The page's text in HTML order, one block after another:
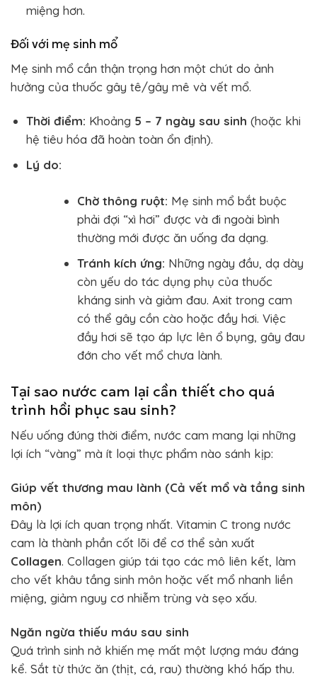
miệng hơn.
Đối với mẹ sinh mổ
Mẹ sinh mổ cần thận trọng hơn một chút do ảnh
hưởng của thuốc gây tê/gây mê và vết mổ.
Thời điểm: Khoảng 5 – 7 ngày sau sinh (hoặc khi
hệ tiêu hóa đã hoàn toàn ổn định).
Lý do:
Chờ thông ruột: Mẹ sinh mổ bắt buộc
phải đợi “xì hơi” được và đi ngoài bình
thường mới được ăn uống đa dạng.
Tránh kích ứng: Những ngày đầu, dạ dày
còn yếu do tác dụng phụ của thuốc
kháng sinh và giảm đau. Axit trong cam
có thể gây cồn cào hoặc đầy hơi. Việc
đầy hơi sẽ tạo áp lực lên ổ bụng, gây đau
đớn cho vết mổ chưa lành.
Tại sao nước cam lại cần thiết cho quá
trình hồi phục sau sinh?
Nếu uống đúng thời điểm, nước cam mang lại những
lợi ích “vàng” mà ít loại thực phẩm nào sánh kịp:
Giúp vết thương mau lành (Cả vết mổ và tầng sinh
môn)
Đây là lợi ích quan trọng nhất. Vitamin C trong nước
cam là thành phần cốt lõi để cơ thể sản xuất
Collagen. Collagen giúp tái tạo các mô liên kết, làm
cho vết khâu tầng sinh môn hoặc vết mổ nhanh liền
miệng, giảm nguy cơ nhiễm trùng và sẹo xấu.
Ngăn ngừa thiếu máu sau sinh
Quá trình sinh nở khiến mẹ mất một lượng máu đáng
kể. Sắt từ thức ăn (thịt, cá, rau) thường khó hấp thu.